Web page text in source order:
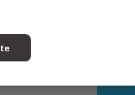
doar la cutie ( 1 cutie = 1.46 mp -